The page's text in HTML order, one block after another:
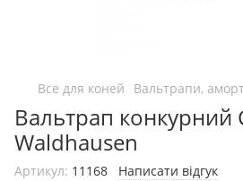
Все для коней Вальтрапи,
Вальтрап конкурний
Waldhausen
Артикул: 11168 Написати відгук